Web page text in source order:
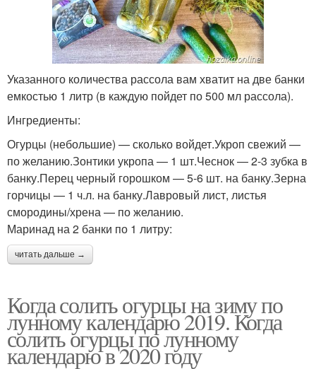
Указанного количества рассола вам хватит на две банки
емкостью 1 литр (в каждую пойдет по 500 мл рассола).
Ингредиенты:
Огурцы (небольшие) — сколько войдет.Укроп свежий —
по желанию.Зонтики укропа — 1 шт.Чеснок — 2-3 зубка в
банку.Перец черный горошком — 5-6 шт. на банку.Зерна
горчицы — 1 ч.л. на банку.Лавровый лист, листья
смородины/хрена — по желанию.
Маринад на 2 банки по 1 литру:
читать дальше →
Когда солить огурцы на зиму по
лунному календарю 2019. Когда
солить огурцы по лунному
календарю в 2020 году